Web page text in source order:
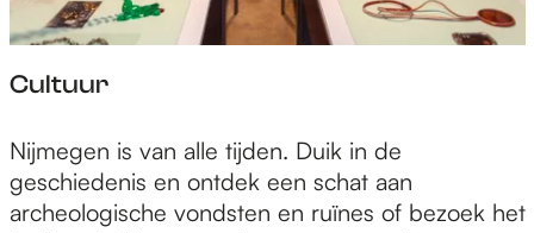
e
Cultuur
C
u
l
Nijmegen is van alle tijden. Duik in de
geschiedenis en ontdek een schat aan
archeologische vondsten en ruïnes of bezoek het